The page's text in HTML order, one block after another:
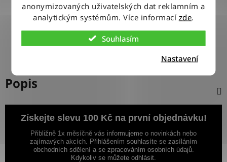
anonymizovaných uživatelských dat reklamním a
analytickým systémům. Více informací zde.
Souhlasím
Nastavení
VÝMĚNA ZBOŽÍ ZDARMA
Nevyhovující zboží zdarma vyměníme do 14 dnů od jeho
Popis
Získejte slevu 100 Kč na první objednávku!
Přibližně 1x měsíčně vás informujeme o novinkách nebo
zajímavých akcích. Přihlášením souhlasíte se zasíláním
obchodních sdělení a se zpracováním osobních údajů.
Kdykoliv se můžete odhlásit.